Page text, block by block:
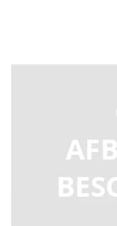
€ 3.073,40